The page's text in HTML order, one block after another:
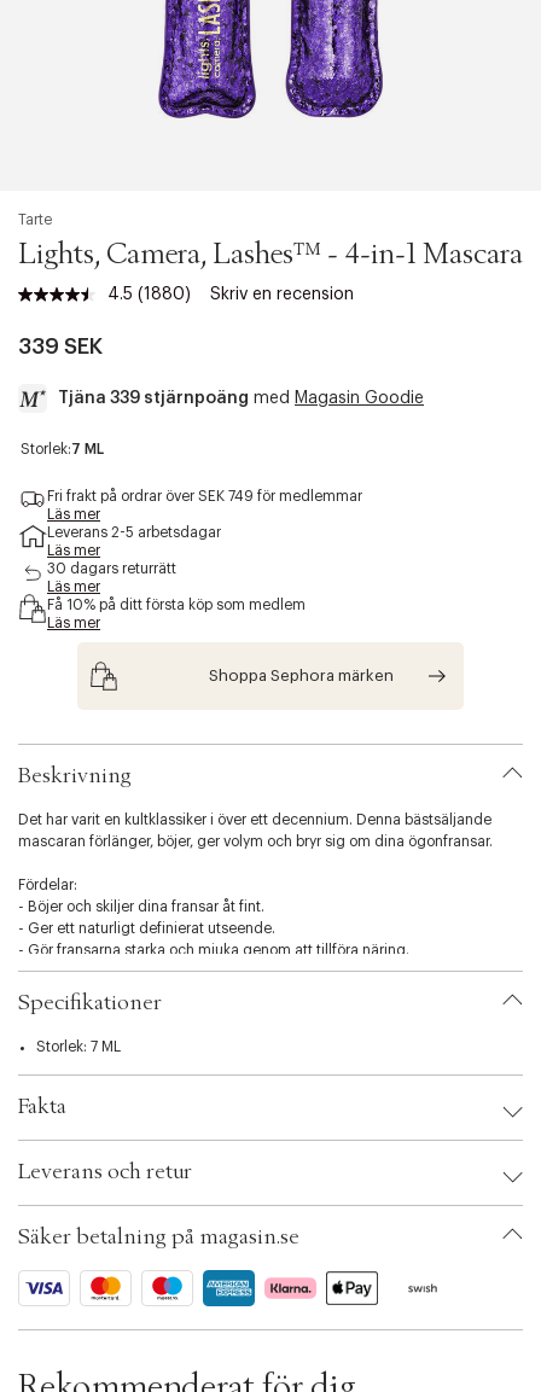
Tarte
Lights, Camera, Lashes™ - 4-in-1 Mascara
4.5 Läs
samma
(1880) Skriv en recension
339 SEK
Tjäna 339 stjärnpoäng med Magasin Goodie
a
c
s
b
i
a
i
a
i
o
n
.
s
e
t
i
n
Storlek:7 ML
Fri frakt på ordrar över SEK 749 för medlemmar
Läs mer
Leverans 2-5 arbetsdagar
Läs mer
30 dagars returrätt
Läs mer
Få 10% på ditt första köp som medlem
Läs mer
Shoppa Sephora märken
Beskrivning
Det har varit en kultklassiker i över ett decennium. Denna bästsäljande
mascaran förlänger, böjer, ger volym och bryr sig om dina ögonfransar.
Fördelar:
- Böjer och skiljer dina fransar åt fint.
- Ger ett naturligt definierat utseende.
- Gör fransarna starka och mjuka genom att tillföra näring.
Letar du efter en vattenresistent version? Se Lights, camera, lashes -
waterproof mascara
Specifikationer
Storlek: 7 ML
Fakta
EAN: 839437009726
ID: AELL20-0008
Leverans och retur
Säker betalning på magasin.se